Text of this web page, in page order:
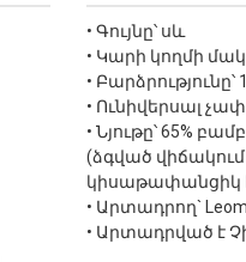
• Գույնը՝ սև
• Կարի կողմի
• Բարձրությունը՝
• Ունիվերսալ
• Նյութը՝ 65%
(ձգված
կիսաթափանցիկ
• Արտադրող`
• Արտադրված է